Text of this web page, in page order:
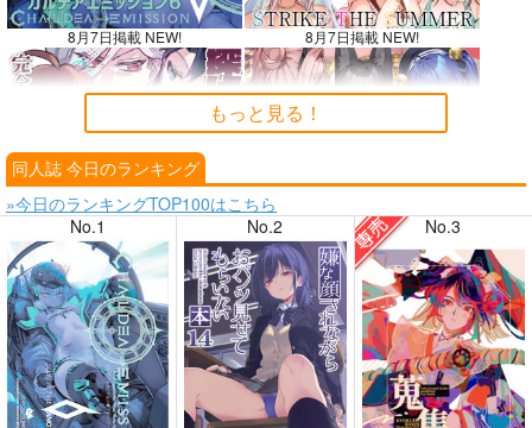
8月7日掲載 NEW! 8月7日掲載 NEW!
8月6日掲載
8月4日掲載 8月4日掲載
もっと見る！
同人誌 今日のランキング
»今日のランキングTOP100はこちら
No.1
No.2 No.3